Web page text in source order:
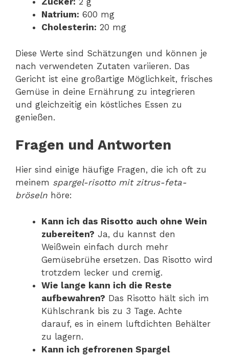
Natrium: 600 mg
Cholesterin: 20 mg
Diese Werte sind Schätzungen und können je
nach verwendeten Zutaten variieren. Das
Gericht ist eine großartige Möglichkeit, frisches
Gemüse in deine Ernährung zu integrieren
und gleichzeitig ein köstliches Essen zu
genießen.
Fragen und Antworten
Hier sind einige häufige Fragen, die ich oft zu
meinem spargel-risotto mit zitrus-feta-
bröseln höre:
Kann ich das Risotto auch ohne Wein
zubereiten? Ja, du kannst den
Weißwein einfach durch mehr
Gemüsebrühe ersetzen. Das Risotto wird
trotzdem lecker und cremig.
Wie lange kann ich die Reste
aufbewahren? Das Risotto hält sich im
Kühlschrank bis zu 3 Tage. Achte
darauf, es in einem luftdichten Behälter
zu lagern.
Kann ich gefrorenen Spargel